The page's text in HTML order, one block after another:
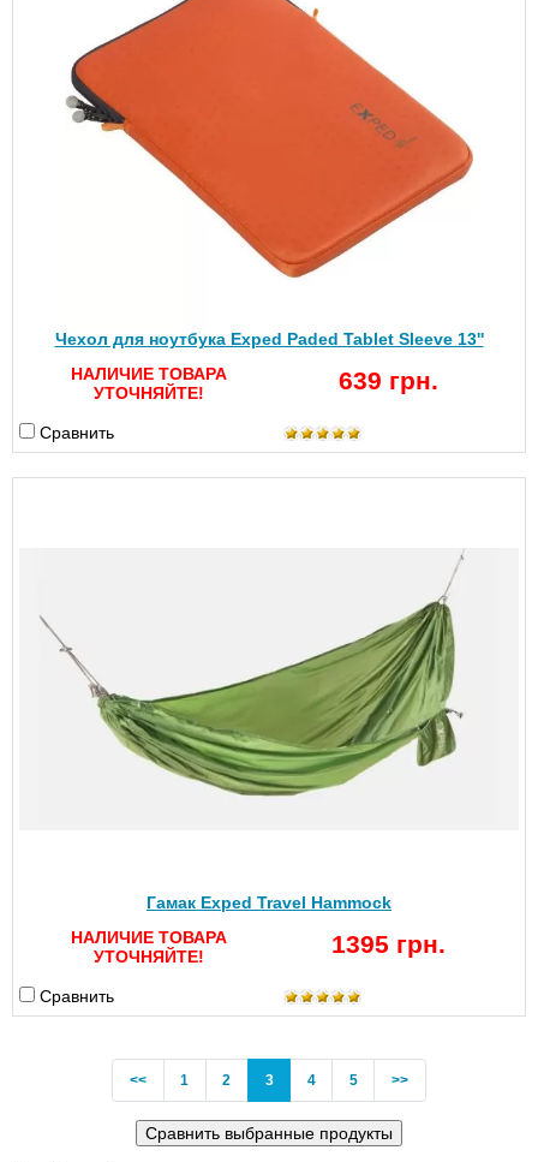
Чехол для ноутбука Exped Paded Tablet Sleeve 13''
НАЛИЧИЕ ТОВАРА
УТОЧНЯЙТЕ!
639 грн.
Сравнить
Гамак Exped Travel Hammock
НАЛИЧИЕ ТОВАРА
УТОЧНЯЙТЕ!
1395 грн.
Сравнить
<<Previous
1 2 3(current)
4 5 >>